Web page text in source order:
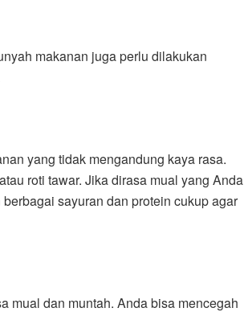
makanan juga perlu dilakukan
yang tidak mengandung kaya rasa.
roti tawar. Jika dirasa mual yang Anda
sayuran dan protein cukup agar
mual dan muntah. Anda bisa mencegah